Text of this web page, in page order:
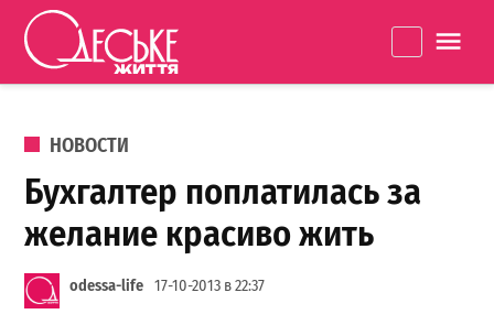
Перейти к содержанию
життя
ОПУБЛИКОВАНО В
НОВОСТИ
Бухгалтер поплатилась за
желание красиво жить
odessa-life 17-10-2013 в 22:37